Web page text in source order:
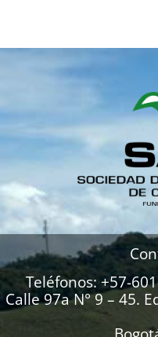
Teléfonos: +57-
Calle 97a N° 9 – 45.